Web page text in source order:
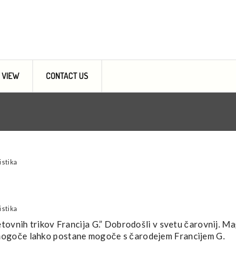
VIEW CONTACT US
trikov Francija G.” Dobrodošli v svetu čarovnij.
lahko postane mogoče s čarodejem Francijem G.